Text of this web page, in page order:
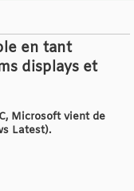
en tant
displays et
Microsoft vient de
Latest).